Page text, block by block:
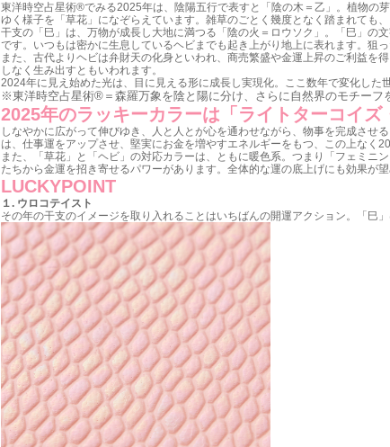
東洋時空占星術®︎でみる2025年は、陰陽五行で表すと「陰の木＝乙」。植物の
ゆく様子を「草花」になぞらえています。雑草のごとく幾度となく踏まれても
干支の「巳」は、万物が成長し大地に満つる「陰の火＝ロウソク」。「巳」の
です。いつもは密かに生息しているヘビまでも起き上がり地上に表れます。狙
また、古代よりヘビは弁財天の化身といわれ、商売繁盛や金運上昇のご利益を
しなく生み出すともいわれます。
2024年に見え始めた光は、目に見える形に成長し実現化。ここ数年で変化した
※東洋時空占星術®＝森羅万象を陰と陽に分け、さらに自然界のモチーフ
2025年のラッキーカラーは「ライトターコイズ
しなやかに広がって伸びゆき、人と人とが心を通わせながら、物事を完成させ
は、仕事運をアップさせ、堅実にお金を増やすエネルギーをもつ、この上なく
また、「草花」と「ヘビ」の対応カラーは、ともに暖色系。つまり「フェミ
たちから金運を招き寄せるパワーがあります。全体的な運の底上げにも効果が望
LUCKYPOINT
１. ウロコテイスト
その年の干支のイメージを取り入れることはいちばんの開運アクション。「巳